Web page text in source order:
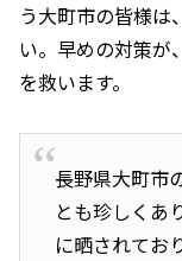
う大町市の皆様は
い。早めの対策が
を救います。
長野県大町市
とも珍しくあ
に晒されてお